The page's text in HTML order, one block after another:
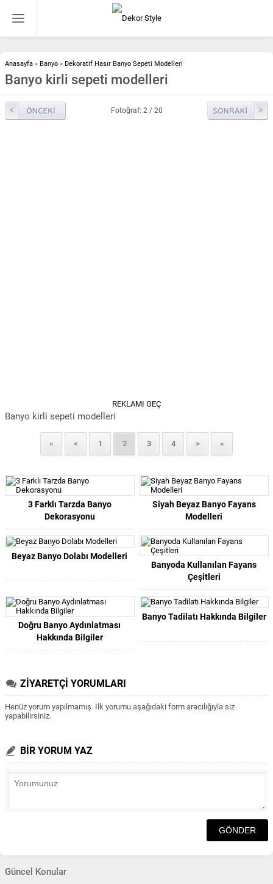
Anasayfa » Banyo » Dekoratif Hasır Banyo Sepeti Modelleri
Banyo kirli sepeti modelleri
Fotoğraf: 2 / 20
REKLAMI GEÇ
Banyo kirli sepeti modelleri
« < 1 2 3 4 > »
3 Farklı Tarzda Banyo
Dekorasyonu
Siyah Beyaz Banyo Fayans
Modelleri
Beyaz Banyo Dolabı Modelleri
Banyoda Kullanılan Fayans
Çeşitleri
Doğru Banyo Aydınlatması
Hakkında Bilgiler
Banyo Tadilatı Hakkında Bilgiler
ZİYARETÇİ YORUMLARI
Henüz yorum yapılmamış. İlk yorumu aşağıdaki form aracılığıyla siz
yapabilirsiniz.
BİR YORUM YAZ
Güncel Konular